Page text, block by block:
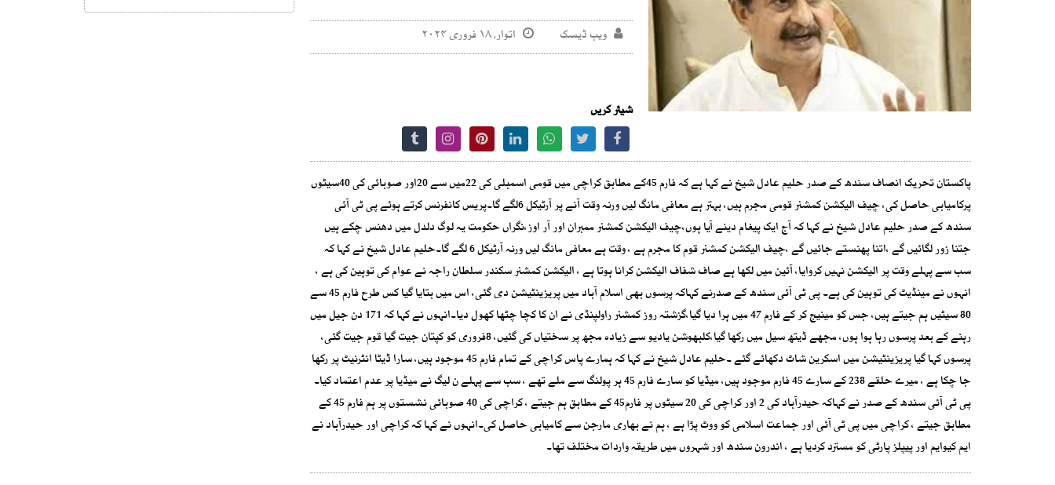
ویب ڈیسک اتوار, ۱۸ فروری ۲۰۲۴
شیئر کریں
پاکستان تحریک انصاف سندھ کے صدر حلیم عادل شیخ نے کہا ہے کہ فارم 45کے مطابق کراچی میں قومی اسمبلی کی 22میں سے 20اور صوبائی کی 40سیٹوں
پرکامیابی حاصل کی، چیف الیکشن کمشنر قومی مجرم ہیں، بہتر ہے معافی مانگ لیں ورنہ وقت آنے پر آرٹیکل 6لگے گا۔پریس کانفرنس کرتے ہوئے پی ٹی آئی
سندھ کے صدر حلیم عادل شیخ نے کہا کہ آج ایک پیغام دینے آیا ہوں،چیف الیکشن کمشنر ممبران اور آر اوز،نگراں حکومت یہ لوگ دلدل میں دھنس چکے ہیں
جتنا زور لگائیں گے ،اتنا پھنستے جائیں گے ،چیف الیکشن کمشنر قوم کا مجرم ہے ، وقت ہے معافی مانگ لیں ورنہ آرٹیکل 6 لگے گا۔حلیم عادل شیخ نے کہا کہ
سب سے پہلے وقت پر الیکشن نہیں کروایا، آئین میں لکھا ہے صاف شفاف الیکشن کرانا ہوتا ہے ، الیکشن کمشنر سکندر سلطان راجہ نے عوام کی توہین کی ہے ،
انہوں نے مینڈیٹ کی توہین کی ہے۔ پی ٹی آئی سندھ کے صدرنے کہاکہ پرسوں بھی اسلام آباد میں پریزینٹیشن دی گئی، اس میں بتایا گیا کس طرح فارم 45 سے
80 سیٹیں ہم جیتے ہیں، جس کو مینیج کر کے فارم 47 میں ہرا دیا گیا،گزشتہ روز کمشنر راولپنڈی نے ان کا کچا چٹھا کھول دیا۔انہوں نے کہا کہ 171 دن جیل میں
رہنے کے بعد پرسوں رہا ہوا ہوں، مجھے ڈیتھ سیل میں رکھا گیا،کلبھوشن یادیو سے زیادہ مجھ پر سختیاں کی گئیں، 8فروری کو کپتان جیت گیا قوم جیت گئی،
پرسوں کہا گیا پریزینٹیشن میں اسکرین شاٹ دکھائے گئے ۔حلیم عادل شیخ نے کہا کہ ہمارے پاس کراچی کے تمام فارم 45 موجود ہیں، سارا ڈیٹا انٹرنیٹ پر رکھا
جا چکا ہے ، میرے حلقے 238 کے سارے 45 فارم موجود ہیں، میڈیا کو سارے فارم 45 ہر پولنگ سے ملے تھے ، سب سے پہلے ن لیگ نے میڈیا پر عدم اعتماد کیا۔
پی ٹی آئی سندھ کے صدر نے کہاکہ حیدرآباد کی 2 اور کراچی کی 20 سیٹوں پر فارم45 کے مطابق ہم جیتے ، کراچی کی 40 صوبائی نشستوں پر ہم فارم 45 کے
مطابق جیتے ، کراچی میں پی ٹی آئی اور جماعت اسلامی کو ووٹ پڑا ہے ، ہم نے بھاری مارجن سے کامیابی حاصل کی۔انہوں نے کہا کہ کراچی اور حیدرآباد نے
ایم کیوایم اور پیپلز پارٹی کو مسترد کردیا ہے ، اندرون سندھ اور شہروں میں طریقہ واردات مختلف تھا۔